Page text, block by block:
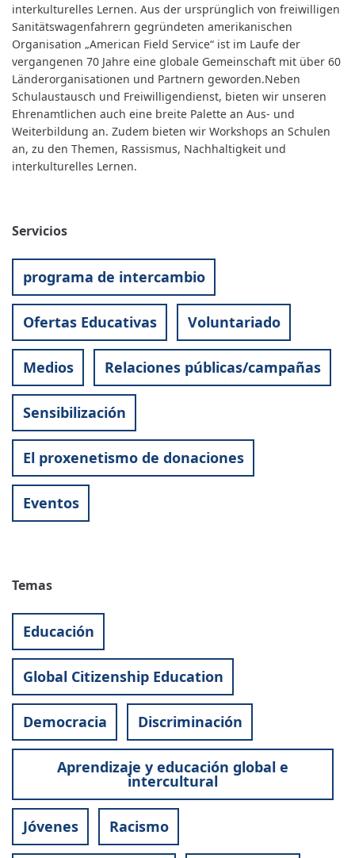
interkulturelles Lernen. Aus der ursprünglich von freiwilligen
Sanitätswagenfahrern gegründeten amerikanischen
Organisation „American Field Service“ ist im Laufe der
vergangenen 70 Jahre eine globale Gemeinschaft mit über 60
Länderorganisationen und Partnern geworden.Neben
Schulaustausch und Freiwilligendienst, bieten wir unseren
Ehrenamtlichen auch eine breite Palette an Aus- und
Weiterbildung an. Zudem bieten wir Workshops an Schulen
an, zu den Themen, Rassismus, Nachhaltigkeit und
interkulturelles Lernen.
Servicios
programa de intercambio
Ofertas Educativas Voluntariado
Medios Relaciones públicas/campañas
Sensibilización
El proxenetismo de donaciones
Eventos
Temas
Educación
Global Citizenship Education
Democracia Discriminación
Aprendizaje y educación global e
intercultural
Jóvenes Racismo